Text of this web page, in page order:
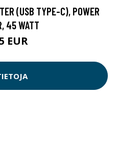
(USB TYPE-C), POWER
45 WATT
EUR